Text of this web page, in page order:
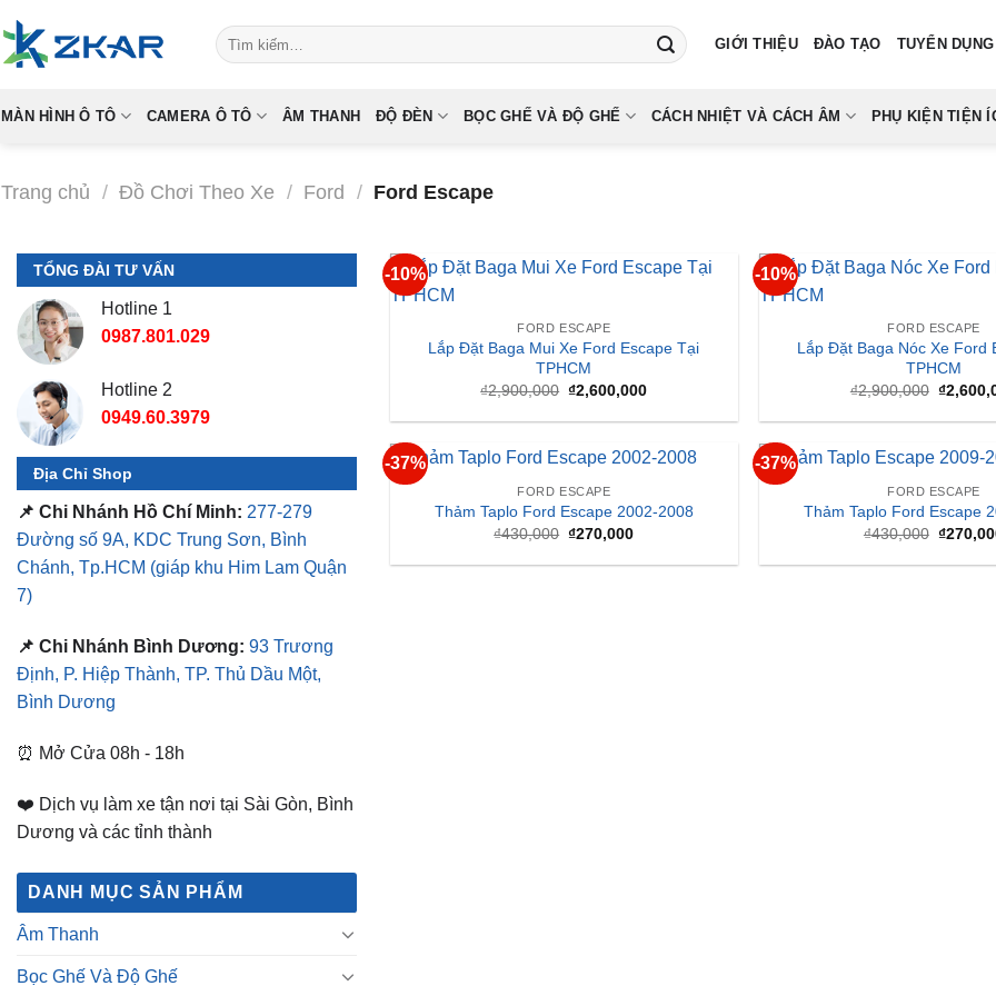
to
content
Tìm
kiếm:
GIỚI THIỆU ĐÀO TẠO TUYỂN DỤNG
MÀN HÌNH Ô TÔ CAMERA Ô TÔ ÂM THANH ĐỘ ĐÈN BỌC GHẾ VÀ ĐỘ GHẾ CÁCH NHIỆT VÀ CÁCH ÂM PHỤ KIỆN TIỆN
Trang chủ / Đồ Chơi Theo Xe / Ford / Ford Escape
TỔNG ĐÀI TƯ VẤN
Hotline 1
0987.801.029
Hotline 2
0949.60.3979
Địa Chỉ Shop
📌 Chi Nhánh Hồ Chí Minh: 277-279
Đường số 9A, KDC Trung Sơn, Bình
Chánh, Tp.HCM (giáp khu Him Lam Quận
7)
📌 Chi Nhánh Bình Dương: 93 Trương
Định, P. Hiệp Thành, TP. Thủ Dầu Một,
Bình Dương
⏰ Mở Cửa 08h - 18h
❤️ Dịch vụ làm xe tận nơi tại Sài Gòn, Bình
Dương và các tỉnh thành
DANH MỤC SẢN PHẨM
Âm Thanh
Bọc Ghế Và Độ Ghế
-10%
FORD ESCAPE
Lắp Đặt Baga Mui Xe Ford Escape Tại
TPHCM
₫2,900,000 Giá
là:
₫2,600,000Giá
tại
₫2,600,000.
-10%
FORD ESCAPE
Lắp Đặt Baga Nóc Xe Ford
TPHCM
₫2,900,000 Giá
là:
₫
-37%
FORD ESCAPE
Thảm Taplo Ford Escape 2002-2008
₫430,000 Giá
là:
₫270,000Giá
tại
-37%
FORD ESCAPE
Thảm Taplo Ford Escape
₫430,000 Giá
là:
₫